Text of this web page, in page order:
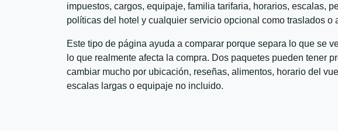
impuestos, cargos, equipaje, familia tarifaria, horarios, escalas,
políticas del hotel y cualquier servicio opcional como traslados o
Este tipo de página ayuda a comparar porque separa lo que se
lo que realmente afecta la compra. Dos paquetes pueden tener
cambiar mucho por ubicación, reseñas, alimentos, horario del
escalas largas o equipaje no incluido.